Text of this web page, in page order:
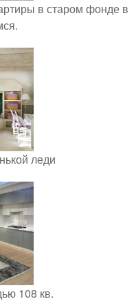
в старом фонде в
леди
108 кв.